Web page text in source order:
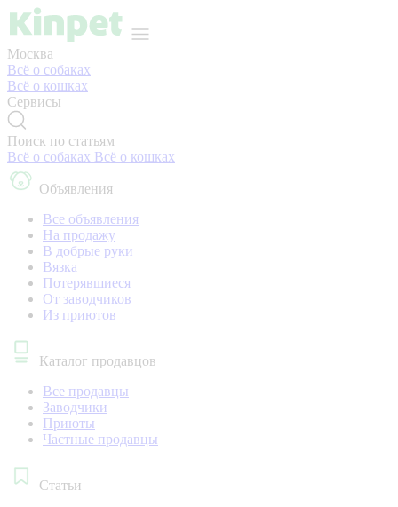
Москва
Всё о собаках
Всё о кошках
Сервисы
Поиск по статьям
Всё о собаках Всё о кошках
Объявления
Все объявления
На продажу
В добрые руки
Вязка
Потерявшиеся
От заводчиков
Из приютов
Каталог продавцов
Все продавцы
Заводчики
Приюты
Частные продавцы
Статьи